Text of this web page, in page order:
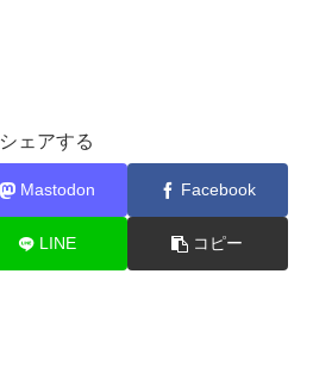
シェアする
Mastodon Facebook
LINE コピー